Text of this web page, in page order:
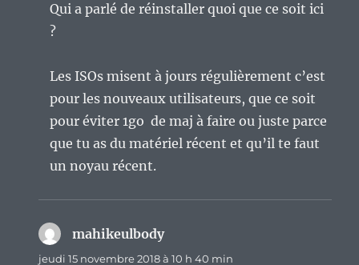
Qui a parlé de réinstaller quoi que ce soit ici
?
Les ISOs misent à jours régulièrement c’est
pour les nouveaux utilisateurs, que ce soit
pour éviter 1go de maj à faire ou juste parce
que tu as du matériel récent et qu’il te faut
un noyau récent.
mahikeulbodydit :
jeudi 15 novembre 2018 à 10 h 40 min